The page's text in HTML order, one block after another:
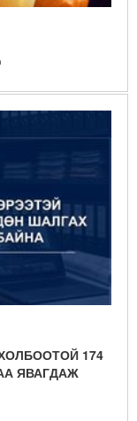
174
ЯВАГДАЖ